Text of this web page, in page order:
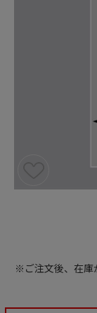
※ご注文後、在庫